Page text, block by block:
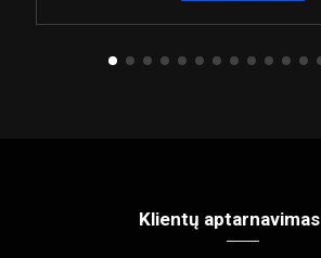
Klientų aptarnavimas